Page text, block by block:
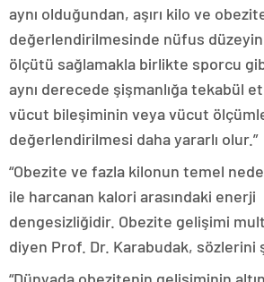
aynı olduğundan, aşırı kilo ve
değerlendirilmesinde nüfus
ölçütü sağlamakla birlikte sporcu
aynı derecede şişmanlığa tekabül
vücut bileşiminin veya vücut
değerlendirilmesi daha yararlı olur.”
“Obezite ve fazla kilonun temel
ile harcanan kalori arasındaki enerji
dengesizliğidir. Obezite gelişimi
diyen Prof. Dr. Karabudak, sözlerini